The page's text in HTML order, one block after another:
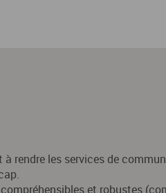
rendre les services de
et robustes